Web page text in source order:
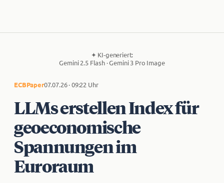
✦ KI-generiert:
Gemini 2.5 Flash · Gemini 3 Pro Image
ECBPaper07.07.26 · 09:22 Uhr
LLMs erstellen Index für
geoeconomische
Spannungen im
Euroraum